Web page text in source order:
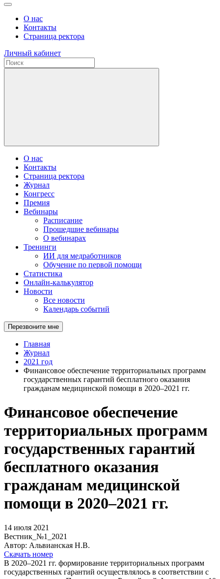
О нас
Контакты
Страница ректора
Личный кабинет
О нас
Контакты
Страница ректора
Журнал
Конгресс
Премия
Вебинары
Расписание
Прошедшие вебинары
О вебинарах
Тренинги
ИИ для медработников
Обучение по первой помощи
Статистика
Онлайн-калькулятор
Новости
Все новости
Календарь событий
Перезвоните мне
Главная
Журнал
2021 год
Финансовое обеспечение территориальных программ
государственных гарантий бесплатного оказания
гражданам медицинской помощи в 2020–2021 гг.
Финансовое обеспечение
территориальных программ
государственных гарантий
бесплатного оказания
гражданам медицинской
помощи в 2020–2021 гг.
14 июля 2021
Вестник_№1_2021
Автор: Альвианская Н.В.
Скачать номер
В 2020–2021 гг. формирование территориальных программ
государственных гарантий осуществлялось в соответствии с